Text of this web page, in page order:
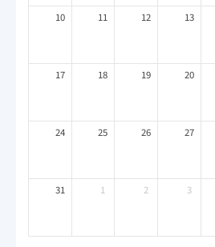
10 11 12 13
17 18 19 20
24 25 26 27
31 1 2 3